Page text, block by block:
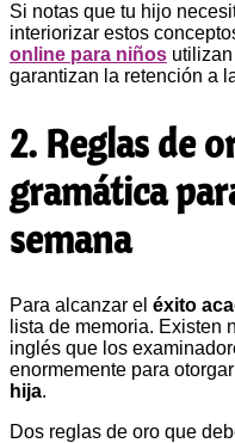
Si notas que tu hijo
interiorizar estos
online para niños
garantizan la retención a
2. Reglas de
gramática
semana
Para alcanzar el éxito
lista de memoria. Existen
inglés que los
enormemente para
hija.
Dos reglas de oro que